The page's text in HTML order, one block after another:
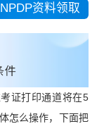
NPDP资料领取
证打印通道将在5
怎么操作，下面把